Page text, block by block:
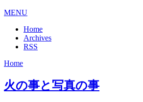
MENU
Home
Archives
RSS
Home
火の事と写真の事